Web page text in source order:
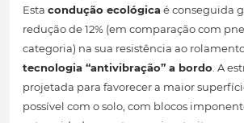
Esta condução ecológicaé conseguida
redução de 12% (em comparação com
categoria) na sua resistência ao
tecnologia “antivibração” a bordo. A
projetada para favorecer a maior
possível com o solo, com blocos